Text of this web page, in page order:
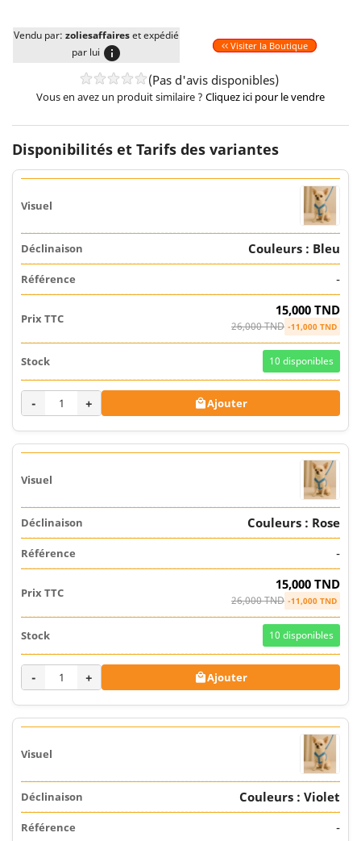
Vendu par: zoliesaffaireset expédié
par lui info Visiter la Boutique
(Pas d'avis disponibles)
Vous en avez un produit similaire ? Cliquez ici pour le vendre
Disponibilités et Tarifs des variantes
Couleurs : Bleu
-
15,000 TND
26,000 TND -11,000 TND
10 disponibles
- + Ajouter
Couleurs : Rose
-
15,000 TND
26,000 TND -11,000 TND
10 disponibles
- + Ajouter
Couleurs : Violet
-